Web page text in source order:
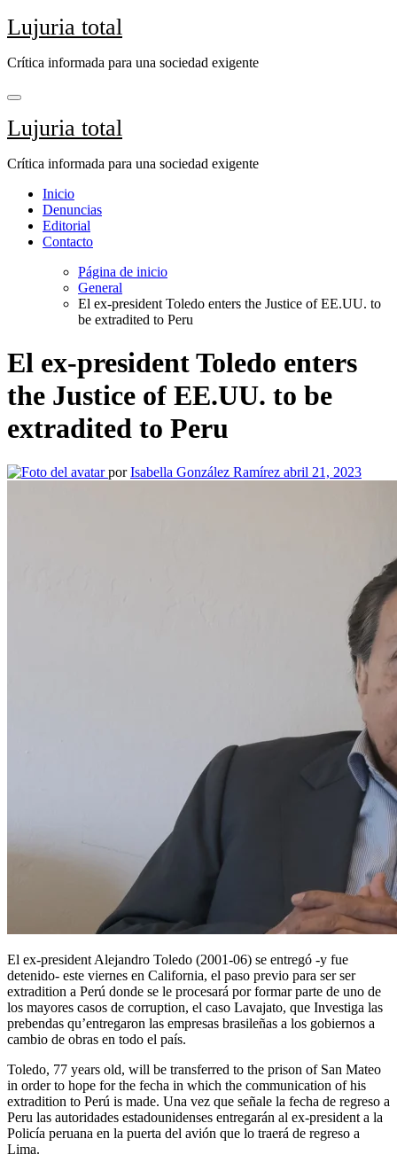
Saltar
al
Lujuria total
Crítica informada para una sociedad exigente
Lujuria total
Crítica informada para una sociedad exigente
Inicio
Denuncias
Editorial
Contacto
Página de inicio
General
El ex-president Toledo enters the Justice of EE.UU. to
be extradited to Peru
El ex-president Toledo enters
the Justice of EE.UU. to be
extradited to Peru
porIsabella González Ramírez abril 21, 2023
El ex-president Alejandro Toledo (2001-06) se entregó -y fue
detenido- este viernes en California, el paso previo para ser ser
extradition a Perú donde se le procesará por formar parte de uno de
los mayores casos de corruption, el caso Lavajato, que Investiga las
prebendas qu’entregaron las empresas brasileñas a los gobiernos a
cambio de obras en todo el país.
Toledo, 77 years old, will be transferred to the prison of San Mateo
in order to hope for the fecha in which the communication of his
extradition to Perú is made. Una vez que señale la fecha de regreso a
Peru las autoridades estadounidenses entregarán al ex-president a la
Policía peruana en la puerta del avión que lo traerá de regreso a
Lima.